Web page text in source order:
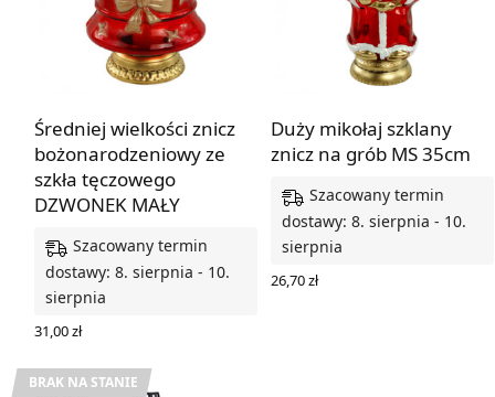
Średniej wielkości znicz
bożonarodzeniowy ze
szkła tęczowego
DZWONEK MAŁY
Szacowany termin
dostawy: 8. sierpnia - 10.
sierpnia
31,00zł
Duży mikołaj szklany
znicz na grób MS 35cm
Szacowany termin
dostawy: 8. sierpnia - 10.
sierpnia
26,70zł
BRAK NA STANIE